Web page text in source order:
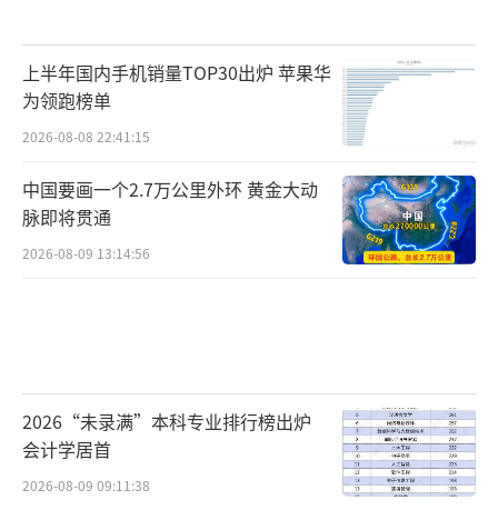
上半年国内手机销量TOP30出炉 苹果华
为领跑榜单
2026-08-08 22:41:15
中国要画一个2.7万公里外环 黄金大动
脉即将贯通
2026-08-09 13:14:56
2026“未录满”本科专业排行榜出炉
会计学居首
2026-08-09 09:11:38